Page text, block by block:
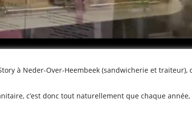
à Neder-Over-Heembeek (sandwicherie et traiteur),
c’est donc tout naturellement que chaque